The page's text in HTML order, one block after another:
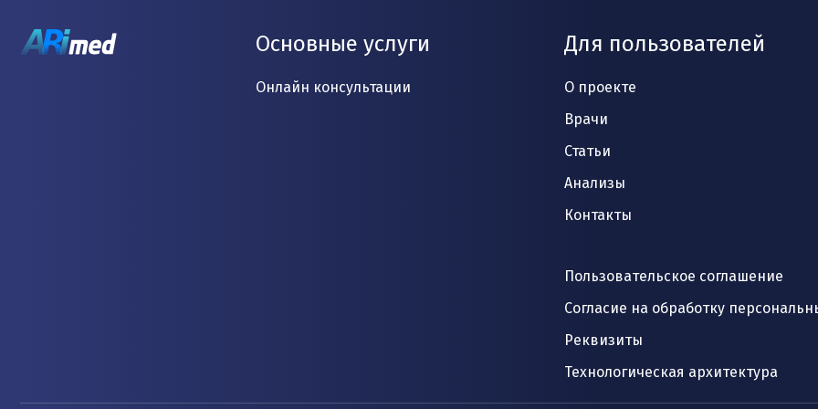
Основные услуги
Онлайн консультации
Для пользователей
О проекте
Врачи
Статьи
Анализы
Контакты
Пользовательское соглашение
Согласие на обработку
Реквизиты
Технологическая архитектура